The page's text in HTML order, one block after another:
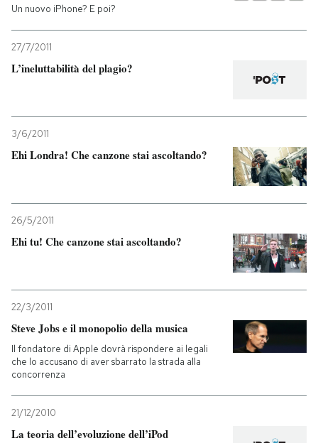
Un nuovo iPhone? E poi?
27/7/2011
L’ineluttabilità del plagio?
3/6/2011
Ehi Londra! Che canzone stai ascoltando?
26/5/2011
Ehi tu! Che canzone stai ascoltando?
22/3/2011
Steve Jobs e il monopolio della musica
Il fondatore di Apple dovrà rispondere ai legali
che lo accusano di aver sbarrato la strada alla
concorrenza
21/12/2010
La teoria dell’evoluzione dell’iPod